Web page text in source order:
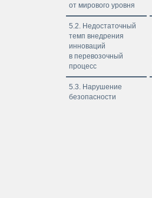
от мирового уровня
5.2. Недостаточный
темп внедрения
инноваций
в перевозочный
процесс
5.3. Нарушение
безопасности